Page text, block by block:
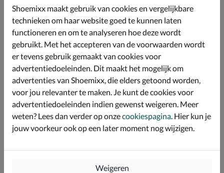
Voorzien van het SoftWair-voetbed van Dr. Martens.
Dit voetbed is gemaakt van EVA-schuimmix en is
anatomisch gevormd voor optimale steun en fijne
demping.
Afgewerkt met een EVA-loopzool die voor extra goede
schokabsorptie zorgt zodat jij de hele dag kunt
genieten van je nieuwe sandalen.
Specificaties
Over Dr. Martens
Bekijk meer
Shoemixx maakt gebruik van cookies en vergelijkbare
technieken om haar website goed te kunnen laten
functioneren en om te analyseren hoe deze wordt
gebruikt. Met het accepteren van de voorwaarden wordt
er tevens gebruik gemaakt van cookies voor
advertentiedoeleinden. Dit maakt het mogelijk om
advertenties van Shoemixx, die elders getoond worden,
voor jou relevanter te maken. Je kunt de cookies voor
advertentiedoeleinden indien gewenst weigeren. Meer
weten? Lees dan verder op onzecookiespagina . Hier kun je
jouw voorkeur ook op een later moment nog wijzigen.
Weigeren